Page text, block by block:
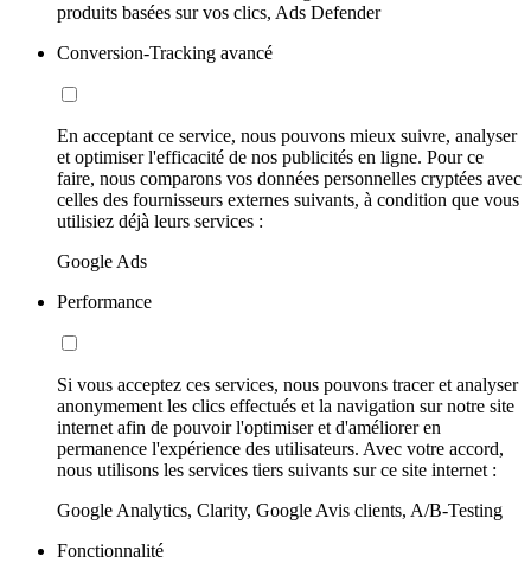
produits basées sur vos clics, Ads Defender
Conversion-Tracking avancé
En acceptant ce service, nous pouvons mieux suivre, analyser
et optimiser l'efficacité de nos publicités en ligne. Pour ce
faire, nous comparons vos données personnelles cryptées avec
celles des fournisseurs externes suivants, à condition que vous
utilisiez déjà leurs services :
Google Ads
Performance
Si vous acceptez ces services, nous pouvons tracer et analyser
anonymement les clics effectués et la navigation sur notre site
internet afin de pouvoir l'optimiser et d'améliorer en
permanence l'expérience des utilisateurs. Avec votre accord,
nous utilisons les services tiers suivants sur ce site internet :
Google Analytics, Clarity, Google Avis clients, A/B-Testing
Fonctionnalité